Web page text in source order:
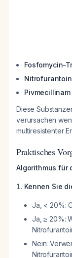
Fosfomycin-
Nitrofurantoin
Pivmecillinam
Diese
verursachen
multiresistenter
Praktisches
Algorithmus für
Kennen Sie
Ja, < 20%:
Ja, ≥ 20%:
Nein: